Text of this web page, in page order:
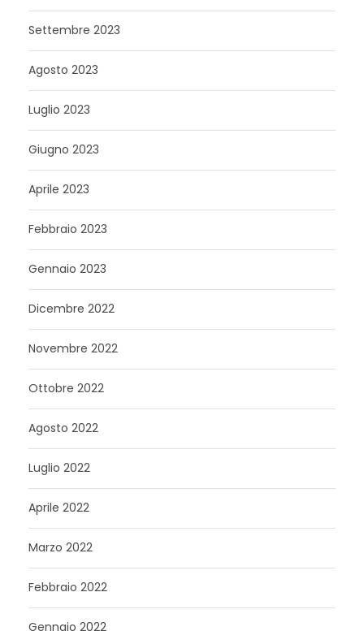
Settembre 2023
Agosto 2023
Luglio 2023
Giugno 2023
Aprile 2023
Febbraio 2023
Gennaio 2023
Dicembre 2022
Novembre 2022
Ottobre 2022
Agosto 2022
Luglio 2022
Aprile 2022
Marzo 2022
Febbraio 2022
Gennaio 2022